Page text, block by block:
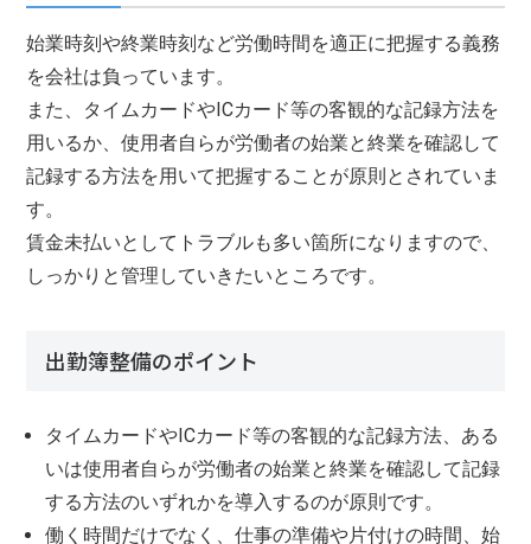
始業時刻や終業時刻など労働時間を適正に把握する義務
を会社は負っています。
また、タイムカードやICカード等の客観的な記録方法を
用いるか、使用者自らが労働者の始業と終業を確認して
記録する方法を用いて把握することが原則とされていま
す。
賃金未払いとしてトラブルも多い箇所になりますので、
しっかりと管理していきたいところです。
出勤簿整備のポイント
タイムカードやICカード等の客観的な記録方法、ある
いは使用者自らが労働者の始業と終業を確認して記録
する方法のいずれかを導入するのが原則です。
働く時間だけでなく、仕事の準備や片付けの時間、始